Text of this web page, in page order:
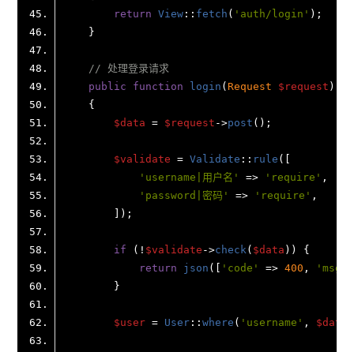
return View:: fetch ( 'auth/login'
// 处理登录请求
public
function login ( Request $request
$data = $request ->post
$validate = Validate :: rule
'username|用户名'
=> 'require'
'password|密码'
=> 'require'
if (! $validate ->check( $data
return
json ([ 'code' => 400 , 'msg'
$user = User:: where ( 'username' , $data